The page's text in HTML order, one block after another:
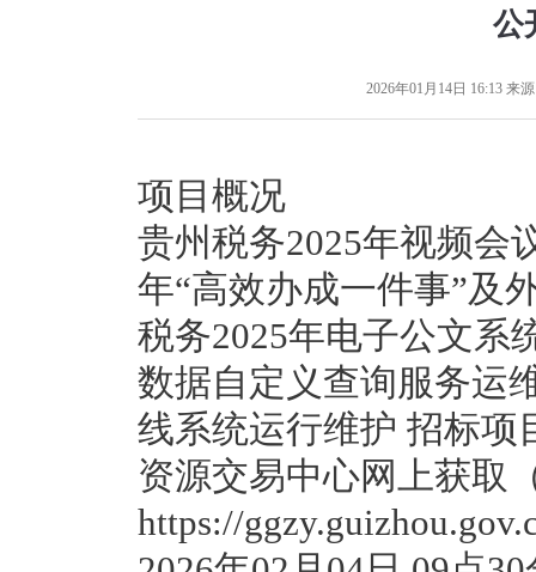
公
2026年01月14日 16:13 来
项目概况
贵州税务2025年视频会
年“高效办成一件事”及
税务2025年电子公文系
数据自定义查询服务运
线系统运行维护 招标项
资源交易中心网上获取
https://